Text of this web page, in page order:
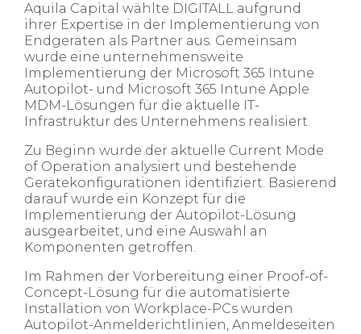
Aquila Capital wählte DIGITALL aufgrund
ihrer Expertise in der Implementierung von
Endgeräten als Partner aus. Gemeinsam
wurde eine unternehmensweite
Implementierung der Microsoft 365 Intune
Autopilot- und Microsoft 365 Intune Apple
MDM-Lösungen für die aktuelle IT-
Infrastruktur des Unternehmens realisiert.
Zu Beginn wurde der aktuelle Current Mode
of Operation analysiert und bestehende
Gerätekonfigurationen identifiziert. Basierend
darauf wurde ein Konzept für die
Implementierung der Autopilot-Lösung
ausgearbeitet, und eine Auswahl an
Komponenten getroffen.
Im Rahmen der Vorbereitung einer Proof-of-
Concept-Lösung für die automatisierte
Installation von Workplace-PCs wurden
Autopilot-Anmelderichtlinien, Anmeldeseiten